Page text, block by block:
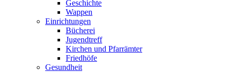
Geschichte
Wappen
Einrichtungen
Bücherei
Jugendtreff
Kirchen und Pfarrämter
Friedhöfe
Gesundheit